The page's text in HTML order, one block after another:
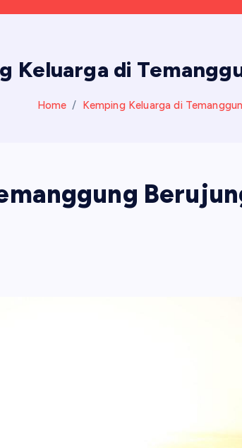
Keluarga di
Home Kemping Keluarga di